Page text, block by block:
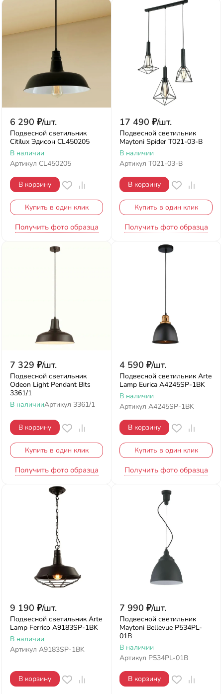
6 290 ₽/шт.
Подвесной светильник
Citilux Эдисон CL450205
В наличии
Артикул CL450205
В корзину
Купить в один клик
Получить фото образца
17 490 ₽/шт.
Подвесной светильник
Maytoni Spider T021-03-B
В наличии
Артикул T021-03-B
В корзину
Купить в один клик
Получить фото образца
7 329 ₽/шт.
Подвесной светильник
Odeon Light Pendant Bits
3361/1
В наличииАртикул 3361/1
В корзину
Купить в один клик
Получить фото образца
4 590 ₽/шт.
Подвесной светильник Arte
Lamp Eurica A4245SP-1BK
В наличии
Артикул A4245SP-1BK
В корзину
Купить в один клик
Получить фото образца
9 190 ₽/шт.
Подвесной светильник Arte
Lamp Ferrico A9183SP-1BK
В наличии
Артикул A9183SP-1BK
В корзину
7 990 ₽/шт.
Подвесной светильник
Maytoni Bellevue P534PL-
01B
В наличии
Артикул P534PL-01B
В корзину